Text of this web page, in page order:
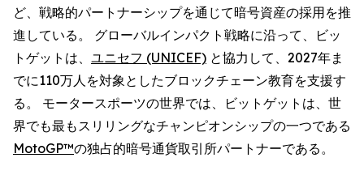
ど、戦略的パートナーシップを通じて暗号資産の採用を推
進している。 グローバルインパクト戦略に沿って、ビッ
トゲットは、 ユニセフ (UNICEF) と協力して、2027年ま
でに110万人を対象としたブロックチェーン教育を支援す
る。 モータースポーツの世界では、ビットゲットは、世
界でも最もスリリングなチャンピオンシップの一つである
MotoGP™の独占的暗号通貨取引所パートナーである。